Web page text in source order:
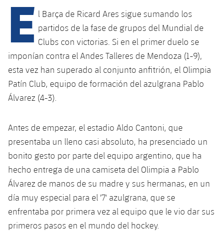
plusicon
más
Instalaciones
Spotify Camp Nou
Estadi Johan Cruyff
Barça Cafe
Ciutat Esportiva
plusicon
más
Servicios
Servicios Médicos
plusicon
más
Acreditaciones
SUB13
SUB12
SUB11 A
SUB11 B
SUB10 B
SUB9 A
SUB9 B
SUB8 A
SUB13 B
SUB12 C
SUB11 C
Entradas
Gameday Shows
Resultados
Clasificación
Jugadores
Fotos
Historia
Palmarés
Barça Atlètic
Junior
Cadete A
Cadete B
Infantil A
Infantil B
Mini
PLUSICON
MÁS
Primer Equipo
plusicon
más
Actualidad
Entradas
Resultados
Clasificaciones
Jugadores
Fotos
Barça Atlètic
plusicon
más
Calendario
Resultados
Clasificaciones
Jugadores
Actualidad
Cadete A
Cadete B
Primer equipo
plusicon
más
Actualidad
Calendario
Barça Atlètic
plusicon
más
Base
plusicon
más
E l Barça de Ricard Ares sigue sumando los
partidos de la fase de grupos del Mundial de
Clubs con victorias. Si en el primer duelo se
imponían contra el Andes Talleres de Mendoza (1-9),
esta vez han superado al conjunto anfitrión, el Olimpia
Patín Club, equipo de formación del azulgrana Pablo
Álvarez (4-3).
Antes de empezar, el estadio Aldo Cantoni, que
presentaba un lleno casi absoluto, ha presenciado un
bonito gesto por parte del equipo argentino, que ha
hecho entrega de una camiseta del Olimpia a Pablo
Álvarez de manos de su madre y sus hermanas, en un
día muy especial para el '7' azulgrana, que se
enfrentaba por primera vez al equipo que le vio dar sus
primeros pasos en el mundo del hockey.